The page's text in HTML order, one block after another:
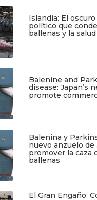
Islandia: El
político que
ballenas y la
Balenine and
disease: Japan’s
promote
Balenina y
nuevo anzuelo de
promover la caza
ballenas
El Gran Engaño: